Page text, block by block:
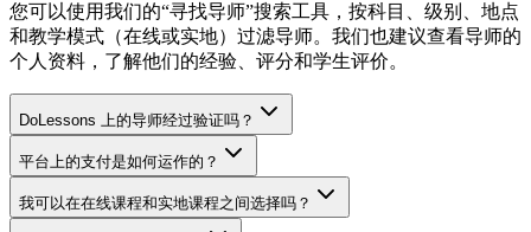
您可以使用我们的“寻找导师”搜索工具，按科目、级别、地点
和教学模式（在线或实地）过滤导师。我们也建议查看导师的
个人资料，了解他们的经验、评分和学生评价。
DoLessons 上的导师经过验证吗？
平台上的支付是如何运作的？
我可以在在线课程和实地课程之间选择吗？